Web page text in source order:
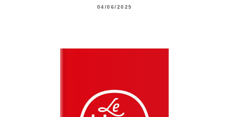
04/06/2025